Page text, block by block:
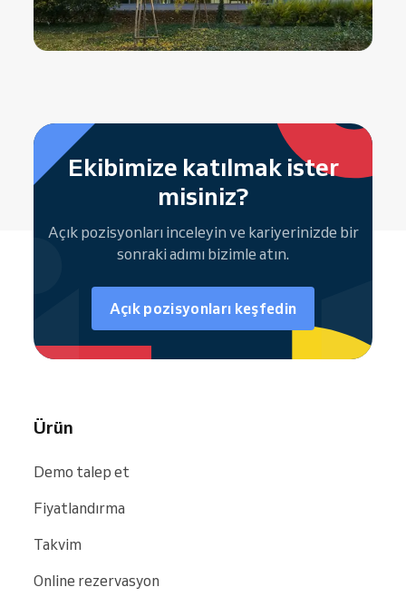
Ekibimize katılmak ister
misiniz?
Açık pozisyonları inceleyin ve kariyerinizde bir
sonraki adımı bizimle atın.
Açık pozisyonları keşfedin
Ürün
Demo talep et
Fiyatlandırma
Takvim
Online rezervasyon